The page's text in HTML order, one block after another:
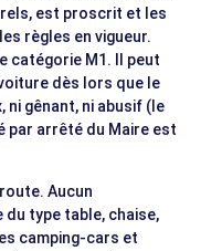
est proscrit et les
règles en vigueur.
catégorie M1. Il peut
dès lors que le
ni gênant, ni abusif (le
par arrêté du Maire est
Aucun
type table, chaise,
camping-cars et